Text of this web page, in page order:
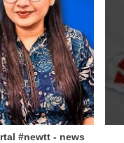
#newtt - news